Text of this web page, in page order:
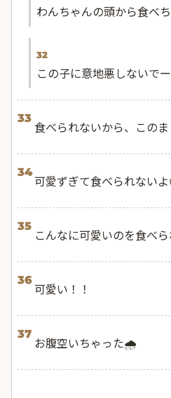
わんちゃんの頭から食べ
32
この子に意地悪しないでー
33
食べられないから、この
34
可愛ずぎて食べられない
35
こんなに可愛いのを食べ
36
可愛い！！
37
お腹空いちゃった🌧️